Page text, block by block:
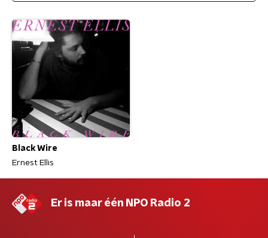
Black Wire
Ernest Ellis
Er is maar één NPO Radio 2